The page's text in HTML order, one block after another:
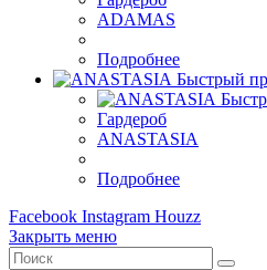
ADAMAS
Подробнее
Быстрый
Гардероб
ANASTASIA
Подробнее
Facebook Instagram Houzz
Закрыть меню